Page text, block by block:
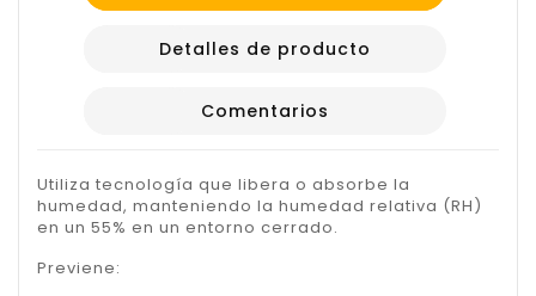
Detalles de producto
Comentarios
Utiliza tecnología que libera o absorbe la
humedad, manteniendo la humedad relativa (RH)
en un 55% en un entorno cerrado.
Previene: